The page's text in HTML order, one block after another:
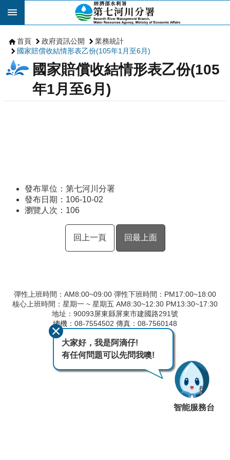
跳到主要內容區塊
首頁 政府資訊公開
業務統計
國家賠償收結情形表乙份(105年1月至6月)
國家賠償收結情形表乙份(105
年1月至6月)
發布單位：第七河川分署
發布日期：106-10-02
瀏覽人次： 106
回上一頁 回最上面
彈性上班時間：AM8:00~09:00 彈性下班時間：PM17:00~18:00
核心上班時間：星期一 ~ 星期五 AM8:30~12:30 PM13:30~17:30
地址：90093屏東縣屏東市建國路291號
總機：08-7554502 傳真：08-7560148
最後異動日期 115-08-07
大家好，我是阿滴仔!
有任何問題可以先問我噢!
智能服務台